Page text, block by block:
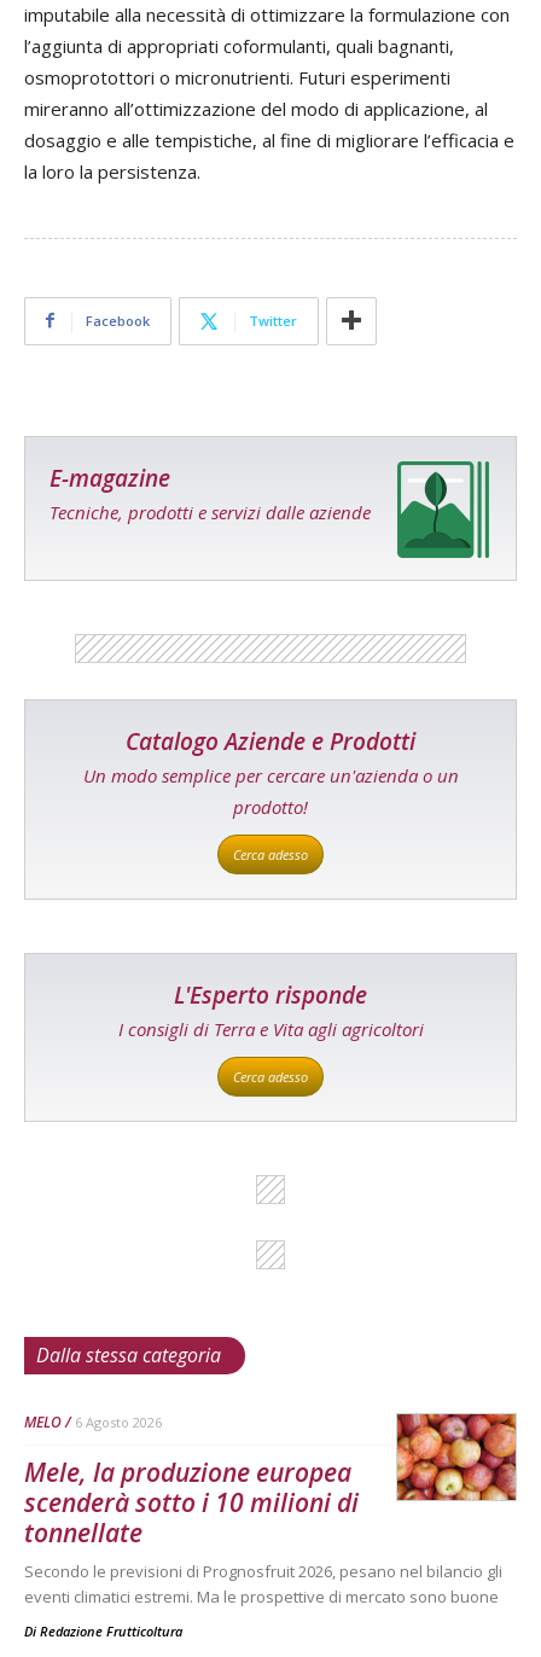
imputabile alla necessità di ottimizzare la formulazione con
l’aggiunta di appropriati coformulanti, quali bagnanti,
osmoprotottori o micronutrienti. Futuri esperimenti
mireranno all’ottimizzazione del modo di applicazione, al
dosaggio e alle tempistiche, al fine di migliorare l’efficacia e
la loro la persistenza.
Facebook Twitter
E-magazine
Tecniche, prodotti e servizi dalle aziende
Catalogo Aziende e Prodotti
Un modo semplice per cercare un'azienda o un
prodotto!
Cerca adesso
L'Esperto risponde
I consigli di Terra e Vita agli agricoltori
Cerca adesso
Dalla stessa categoria
MELO 6 Agosto 2026
Mele, la produzione europea
scenderà sotto i 10 milioni di
tonnellate
Secondo le previsioni di Prognosfruit 2026, pesano nel bilancio gli
eventi climatici estremi. Ma le prospettive di mercato sono buone
Di Redazione Frutticoltura